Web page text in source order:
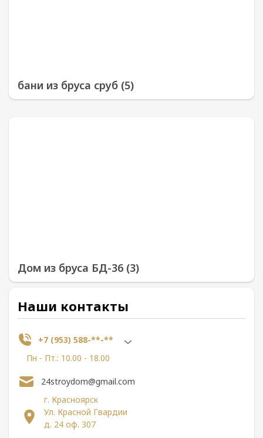
бани из бруса сруб (5)
Дом из бруса БД-36 (3)
Наши контакты
+7 (953) 588-**-**
Пн - Пт.: 10.00 - 18.00
г. Красноярск
Ул. Красной Гвардии
д. 24 оф. 307
24stroydom@gmail.com